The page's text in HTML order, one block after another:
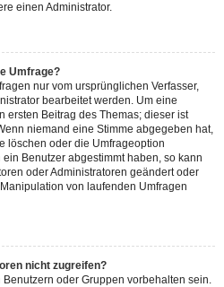
einen Administrator.
Umfrage?
nur vom ursprünglichen Verfasser,
bearbeitet werden. Um eine
ersten Beitrag des Themas; dieser ist
niemand eine Stimme abgegeben hat,
löschen oder die Umfrageoption
Benutzer abgestimmt haben, so kann
oder Administratoren geändert oder
von laufenden Umfragen
nicht zugreifen?
oder Gruppen vorbehalten sein.